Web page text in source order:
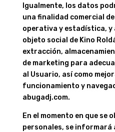
Igualmente, los datos
una finalidad comercial
operativa y estadística, y
objeto social de Kino
extracción,
de marketing para
al Usuario, así como
funcionamiento y
abugadj.com.
En el momento en que se
personales, se informará